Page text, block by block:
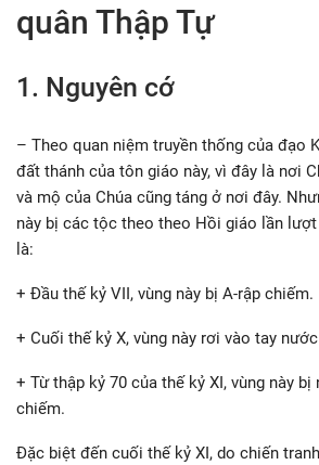
quân Thập Tự
1. Nguyên cớ
– Theo quan niệm truyền thống của đạo
đất thánh của tôn giáo này, vì đây là nơi
và mộ của Chúa cũng táng ở nơi đây.
này bị các tộc theo theo Hồi giáo lần
là:
+ Đầu thế kỷ VII, vùng này bị A-rập chiếm.
+ Cuối thế kỷ X, vùng này rơi vào tay
+ Từ thập kỷ 70 của thế kỷ XI, vùng này
chiếm.
Đặc biệt đến cuối thế kỷ XI, do chiến